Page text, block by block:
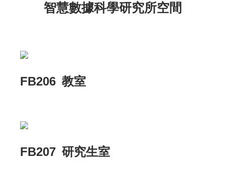
智慧數據科學研究所空間
FB206 教室
FB207 研究生室